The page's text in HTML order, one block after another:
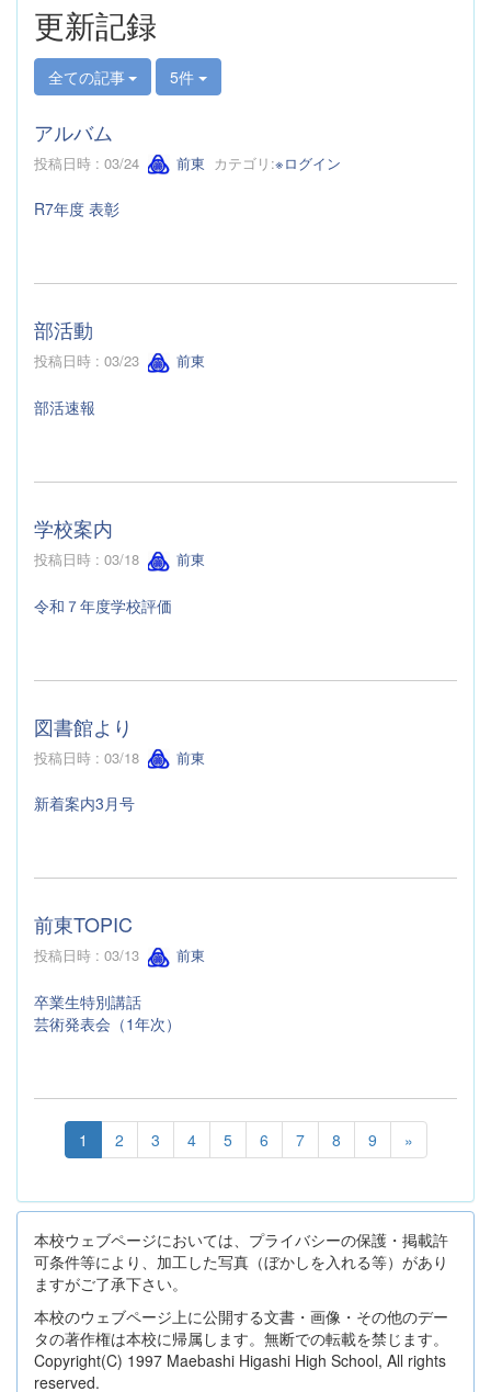
更新記録
全ての記事 5件
アルバム
投稿日時 : 03/24 前東 カテゴリ:※ログイン
R7年度 表彰
部活動
投稿日時 : 03/23 前東
部活速報
学校案内
投稿日時 : 03/18 前東
令和７年度学校評価
図書館より
投稿日時 : 03/18 前東
新着案内3月号
前東TOPIC
投稿日時 : 03/13 前東
卒業生特別講話
芸術発表会（1年次）
1 2 3 4 5 6 7 8 9 »
本校ウェブページにおいては、プライバシーの保護・掲載許
可条件等により、加工した写真（ぼかしを入れる等）があり
ますがご了承下さい。
本校のウェブページ上に公開する文書・画像・その他のデー
タの著作権は本校に帰属します。無断での転載を禁じます。
Copyright(C) 1997 Maebashi Higashi High School, All rights
reserved.